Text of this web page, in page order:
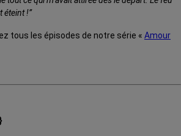
éteint !”
tous les épisodes de notre série « Amour